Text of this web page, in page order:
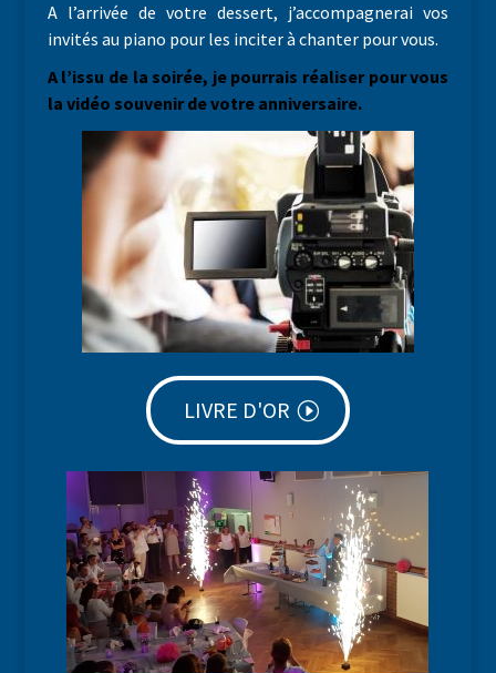
A l’arrivée de votre dessert, j’accompagnerai vos
invités au piano pour les inciter à chanter pour vous.
A l’issu de la soirée, je pourrais réaliser pour vous
la vidéo souvenir de votre anniversaire.
LIVRE D'OR